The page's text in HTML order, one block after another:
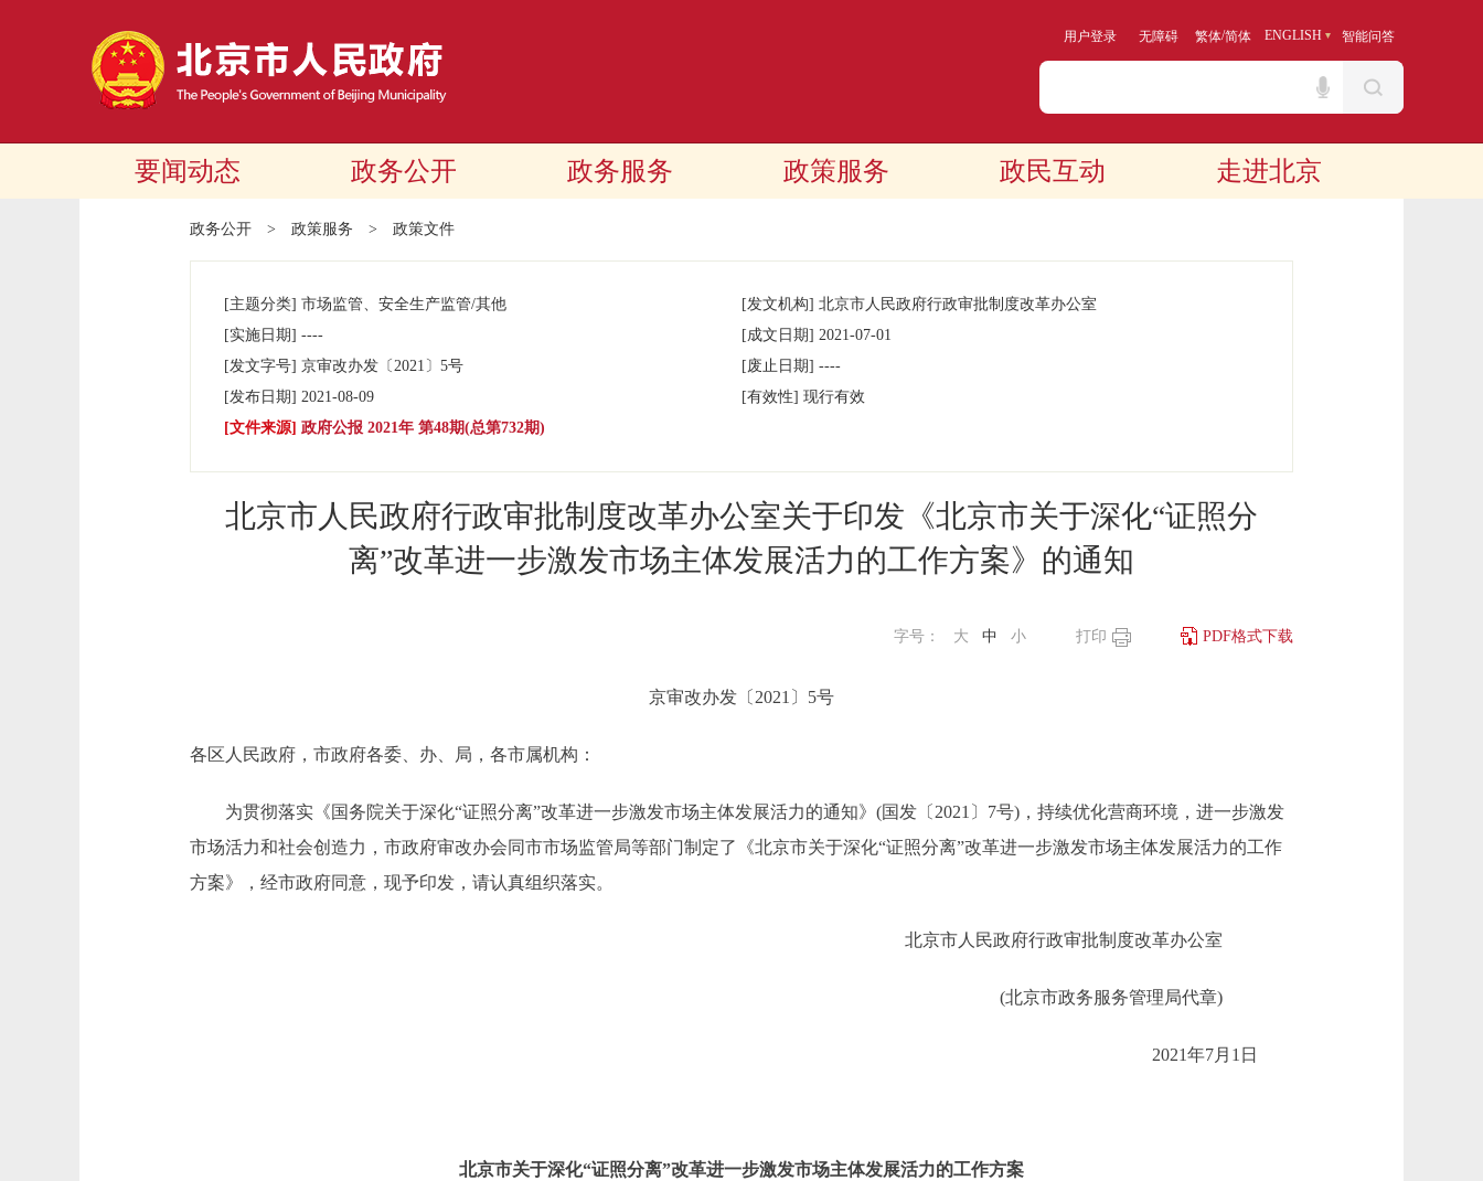
用户登录 无障碍 繁体/简体 ENGLISH 智能问答
要闻动态 政务公开 政务服务 政策服务 政民互动 走进北京
政务公开 > 政策服务 > 政策文件
[主题分类] 市场监管、安全生产监管/其他 [发文机构] 北京市人民政府行政审批制度改革办公室
[实施日期] ---- [成文日期] 2021-07-01
[发文字号] 京审改办发 〔2021〕 5号 [废止日期] ----
[发布日期] 2021-08-09 [有效性] 现行有效
[文件来源] 政府公报 2021年 第48期(总第732期)
北京市人民政府行政审批制度改革办公室关于印发《北京市关于深化“证照分
离”改革进一步激发市场主体发展活力的工作方案》的通知
PDF格式下载
打印
字号： 大 中 小
京审改办发〔2021〕5号
各区人民政府，市政府各委、办、局，各市属机构：
为贯彻落实《国务院关于深化“证照分离”改革进一步激发市场主体发展活力的通知》(国发〔2021〕7号)，持续优化营商环境，进一步激发
市场活力和社会创造力，市政府审改办会同市市场监管局等部门制定了《北京市关于深化“证照分离”改革进一步激发市场主体发展活力的工作
方案》，经市政府同意，现予印发，请认真组织落实。
北京市人民政府行政审批制度改革办公室
(北京市政务服务管理局代章)
2021年7月1日
北京市关于深化“证照分离”改革进一步激发市场主体发展活力的工作方案